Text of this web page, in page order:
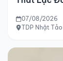
07/08/2026
TDP Nhật